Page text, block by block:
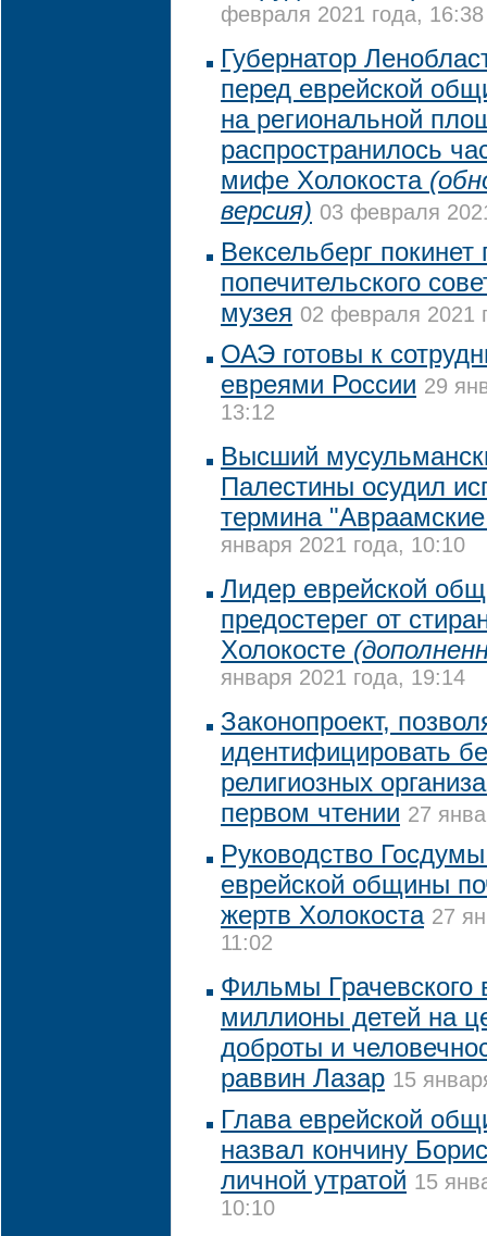
февраля 2021 года, 16:38
Губернатор
перед еврейской
на региональной
распространилось
мифе Холокоста
версия) 03 февраля
Вексельберг покинет
попечительского
музея 02 февраля 2021
ОАЭ готовы к
евреями России 29
13:12
Высший
Палестины осудил
термина
января 2021 года, 10:10
Лидер еврейской
предостерег от
Холокосте
января 2021 года, 19:14
Законопроект,
идентифицировать
религиозных
первом чтении 27
Руководство
еврейской общины
жертв Холокоста 27
11:02
Фильмы Грачевского
миллионы детей на
доброты и
раввин Лазар 15
Глава еврейской
назвал кончину
личной утратой 15
10:10